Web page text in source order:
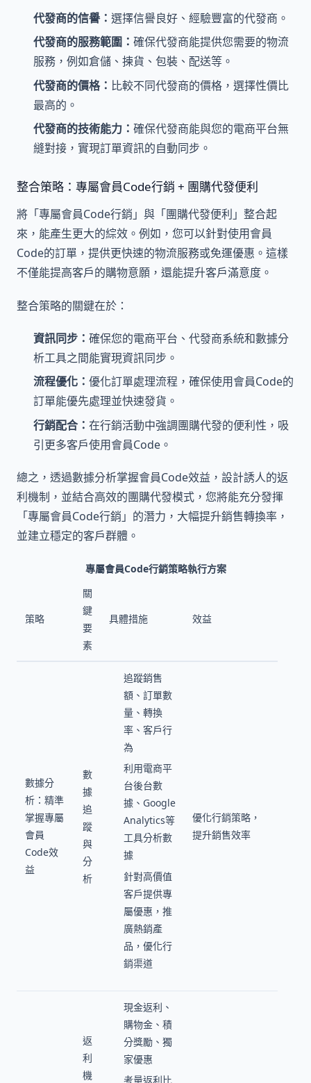
代發商的信譽： 選擇信譽良好、經驗豐富的代發商。
代發商的服務範圍： 確保代發商能提供您需要的物流
服務，例如倉儲、揀貨、包裝、配送等。
代發商的價格： 比較不同代發商的價格，選擇性價比
最高的。
代發商的技術能力： 確保代發商能與您的電商平台無
縫對接，實現訂單資訊的自動同步。
整合策略：專屬會員Code行銷 + 團購代發便利
將「專屬會員Code行銷」與「團購代發便利」整合起
來，能產生更大的綜效。例如，您可以針對使用會員
Code的訂單，提供更快速的物流服務或免運優惠。這樣
不僅能提高客戶的購物意願，還能提升客戶滿意度。
整合策略的關鍵在於：
資訊同步： 確保您的電商平台、代發商系統和數據分
析工具之間能實現資訊同步。
流程優化： 優化訂單處理流程，確保使用會員Code的
訂單能優先處理並快速發貨。
行銷配合： 在行銷活動中強調團購代發的便利性，吸
引更多客戶使用會員Code。
總之，透過數據分析掌握會員Code效益，設計誘人的返
利機制，並結合高效的團購代發模式，您將能充分發揮
「專屬會員Code行銷」的潛力，大幅提升銷售轉換率，
並建立穩定的客戶群體。
專屬會員Code行銷策略執行方案
策略
關
鍵
要
素
具體措施 效益
數據分
析：精準
掌握專屬
會員
Code效
益
數
據
追
蹤
與
分
析
追蹤銷售
額、訂單數
量、轉換
率、客戶行
為
利用電商平
台後台數
據、Google
Analytics等
工具分析數
據
針對高價值
客戶提供專
屬優惠，推
廣熱銷產
品，優化行
銷渠道
優化行銷策略，
提升銷售效率
返
利
機
現金返利、
購物金、積
分獎勵、獨
家優惠
考量返利比